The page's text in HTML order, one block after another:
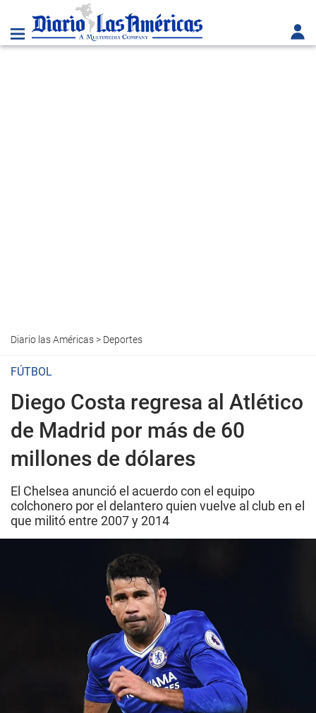
Diario las Américas> Deportes
FÚTBOL
Diego Costa regresa al Atlético
de Madrid por más de 60
millones de dólares
El Chelsea anunció el acuerdo con el equipo
colchonero por el delantero quien vuelve al club en el
que militó entre 2007 y 2014